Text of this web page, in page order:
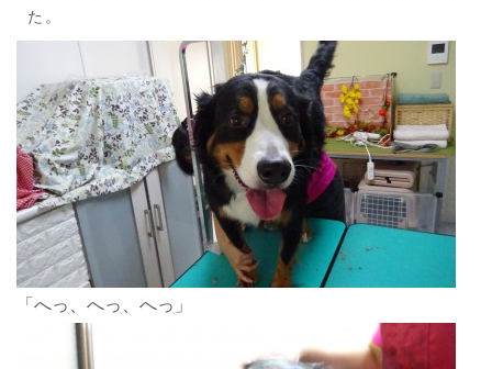
た。
「へっ、へっ、へっ」